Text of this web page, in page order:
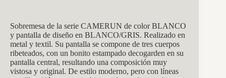
Sobremesa de la serie CAMERUN de color BLANCO
y pantalla de diseño en BLANCO/GRIS. Realizado en
metal y textil. Su pantalla se compone de tres cuerpos
ribeteados, con un bonito estampado decogarden en su
pantalla central, resultando una composición muy
vistosa y original. De estilo moderno, pero con líneas